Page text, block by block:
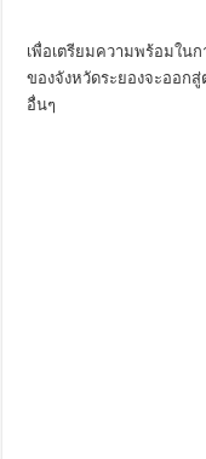
เพื่อเตรียมความพร้อมใน
ของจังหวัดระยองจะออกสู่
อื่นๆ